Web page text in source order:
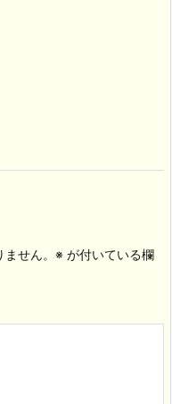
せん。 ※ が付いている欄